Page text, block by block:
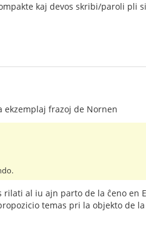
kaj devos skribi/paroli pli
ekzemplaj frazoj de Nornen
al iu ajn parto de la ĉeno en
temas pri la objekto de